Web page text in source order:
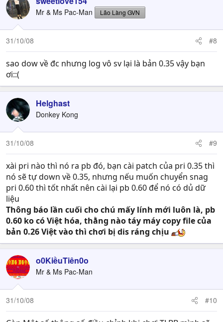
Mr & Ms Pac-Man Lão Làng GVN
31/10/08 #8
sao dow về đc nhưng log vô sv lại là bản 0.35 vậy bạn
ơi::(
Helghast
Donkey Kong
31/10/08 #9
xài pri nào thì nó ra pb đó, bạn cài patch của pri 0.35 thì
nó sẽ tự down về 0.35, nhưng nếu muốn chuyển snag
pri 0.60 thì tốt nhất nên cài lại pb 0.60 để nó có dủ dữ
liệu
Thông báo lần cuối cho chú mấy lính mới luôn là, pb
0.60 ko có Việt hóa, thằng nào táy máy copy file của
bản 0.26 Việt vào thì chơi bị dis ráng chịu
o0KiềuTiên0o
Mr & Ms Pac-Man
31/10/08 #10